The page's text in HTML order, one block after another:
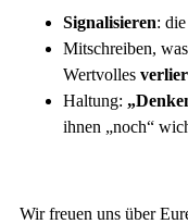
Signalisieren:
Mitschreiben,
Wertvolles
Haltung:
ihnen „noch“
Wir freuen uns über